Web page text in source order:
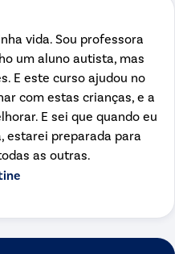
vida. Sou professora
um aluno autista, mas
E este curso ajudou no
com estas crianças, e a
E sei que quando eu
estarei preparada para
as outras.